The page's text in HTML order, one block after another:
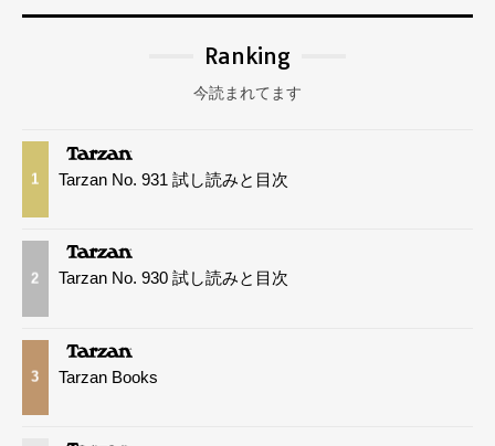
Ranking
今読まれてます
1 Tarzan No. 931 試し読みと目次
2 Tarzan No. 930 試し読みと目次
3 Tarzan Books